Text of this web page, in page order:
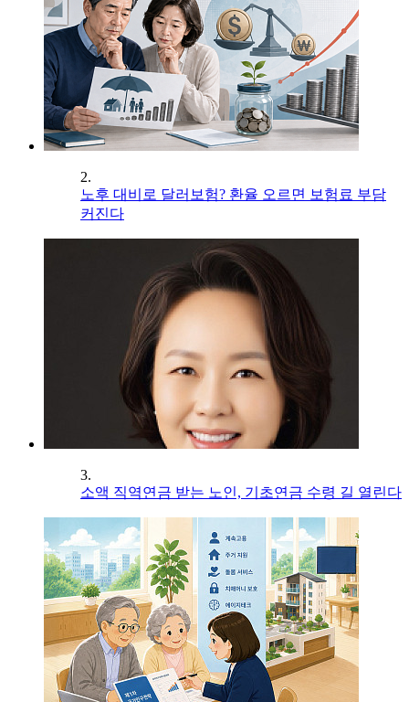
2.
노후 대비로 달러보험? 환율 오르면 보험료 부담
커진다
3.
소액 직역연금 받는 노인, 기초연금 수령 길 열린다